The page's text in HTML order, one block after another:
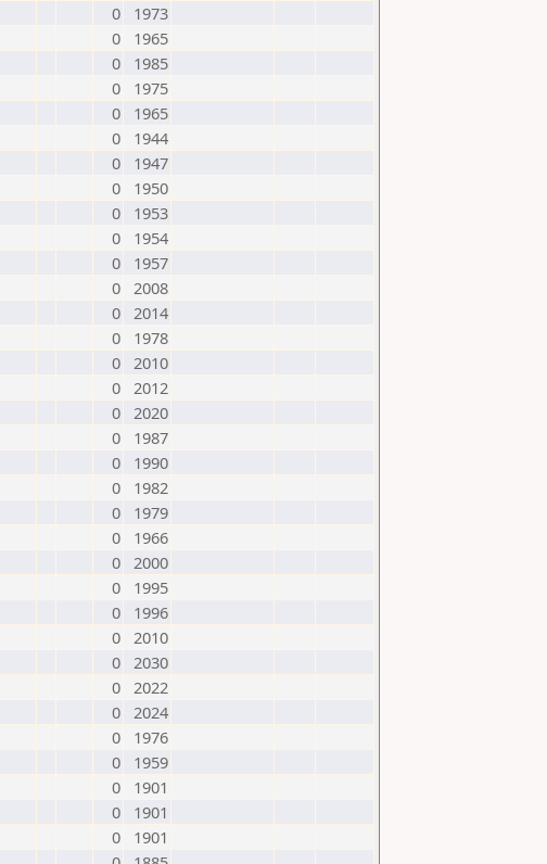
0
1973
0
1965
0
1985
0
1975
0
1965
0
1944
0
1947
0
1950
0
1953
0
1954
0
1957
0 2008
0 2014
0
1978
0 2010
0 2012
0 2020
0
1987
0
1990
0
1982
0
1979
0
1966
0 2000
0
1995
0
1996
0 2010
0 2030
0 2022
0 2024
0
1976
0
1959
0
1901
0
1901
0
1901